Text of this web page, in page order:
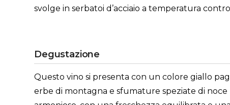
svolge in serbatoi d’acciaio a temperatura
Degustazione
Questo vino si presenta con un colore giallo
erbe di montagna e sfumature speziate di